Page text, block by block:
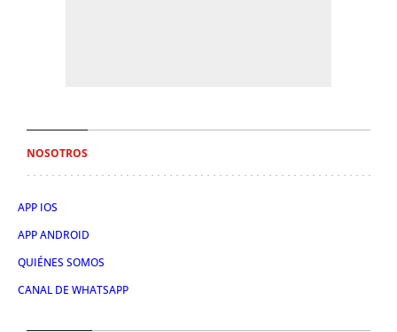
NOSOTROS
APP IOS
APP ANDROID
QUIÉNES SOMOS
CANAL DE WHATSAPP